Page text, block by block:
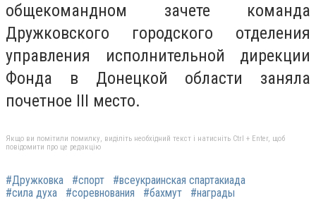
общекомандном зачете команда
Дружковского городского отделения
управления исполнительной дирекции
Фонда в Донецкой области заняла
почетное III место.
Якщо ви помітили помилку, виділіть необхідний текст і натисніть Ctrl + Enter, щоб
повідомити про це редакцію
#Дружковка #спорт
#всеукраинская спартакиада
#сила духа
#соревнования #бахмут #награды